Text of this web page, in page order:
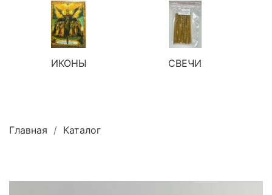
ИКОНЫ СВЕЧИ
Главная Каталог